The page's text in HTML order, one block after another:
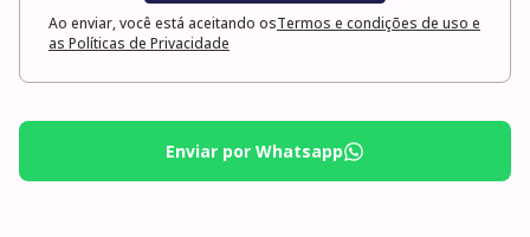
Ao enviar, você está aceitando osTermos e condições de uso e
as Políticas de Privacidade
Enviar por Whatsapp